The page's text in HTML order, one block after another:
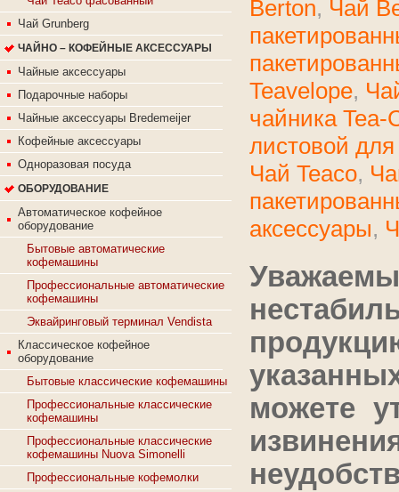
Чай Grunberg
ЧАЙНО – КОФЕЙНЫЕ АКСЕССУАРЫ
Чайные аксессуары
Подарочные наборы
Чайные аксессуары Bredemeijer
Кофейные аксессуары
Одноразовая посуда
ОБОРУДОВАНИЕ
Автоматическое кофейное
оборудование
Бытовые автоматические
кофемашины
Профессиональные автоматические
кофемашины
Эквайринговый терминал Vendista
Классическое кофейное
оборудование
Бытовые классические кофемашины
Профессиональные классические
кофемашины
Профессиональные классические
кофемашины Nuova Simonelli
Профессиональные кофемолки
Berton, Чай
Teavelope,
чайника Tea-
листовой
Чай Teaco,
аксессуары,
можете